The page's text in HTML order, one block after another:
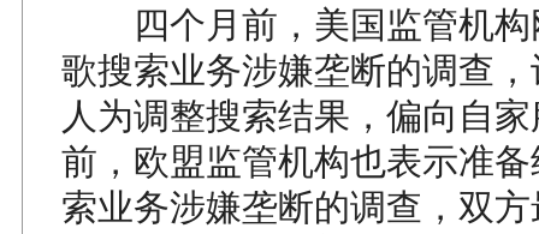
四个月前，美国监管机构
歌搜索业务涉嫌垄断的调查
人为调整搜索结果，偏向自
前，欧盟监管机构也表示准
索业务涉嫌垄断的调查，双